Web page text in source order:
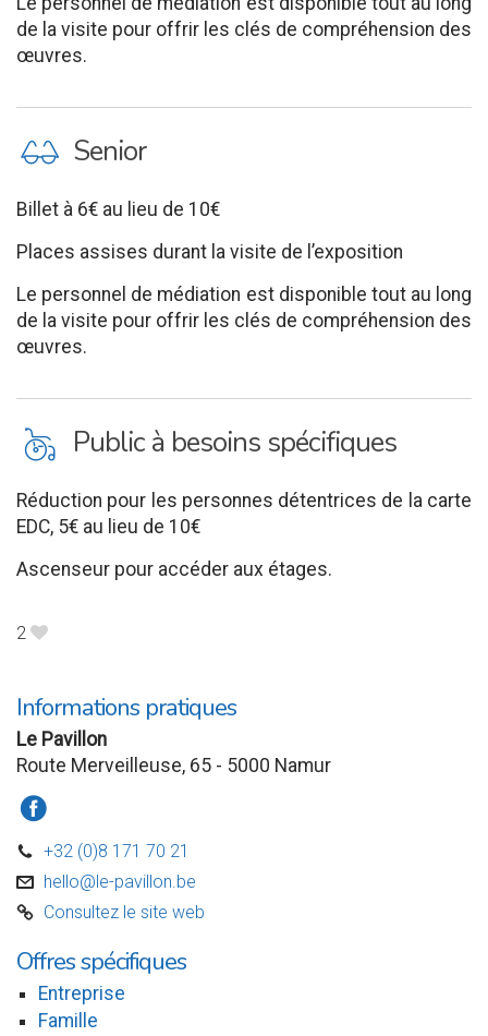
de la visite pour offrir les clés de compréhension des
œuvres.
P Senior
Billet à 6€ au lieu de 10€
Places assises durant la visite de l’exposition
Le personnel de médiation est disponible tout au long
de la visite pour offrir les clés de compréhension des
œuvres.
L Public à besoins spécifiques
Réduction pour les personnes détentrices de la carte
EDC, 5€ au lieu de 10€
Ascenseur pour accéder aux étages.
2 B
Informations pratiques
Le Pavillon
Route Merveilleuse, 65 - 5000 Namur
a
D +32 (0)8 171 70 21
v hello@le-pavillon.be
C Consultez le site web
Offres spécifiques
Entreprise
Famille